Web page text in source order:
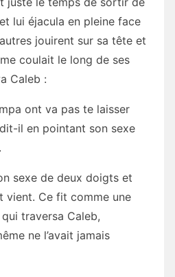
lui éjacula en pleine face
jouirent sur sa tête et
coulait le long de ses
Caleb :
ont va pas te laisser
il en pointant son sexe
sexe de deux doigts et
vient. Ce fit comme une
traversa Caleb,
ne l’avait jamais